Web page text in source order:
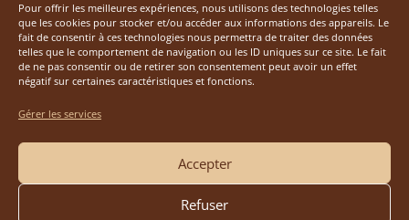
Pour offrir les meilleures expériences, nous utilisons des technologies telles
que les cookies pour stocker et/ou accéder aux informations des appareils. Le
fait de consentir à ces technologies nous permettra de traiter des données
telles que le comportement de navigation ou les ID uniques sur ce site. Le fait
de ne pas consentir ou de retirer son consentement peut avoir un effet
négatif sur certaines caractéristiques et fonctions.
Gérer les services
Accepter
Refuser